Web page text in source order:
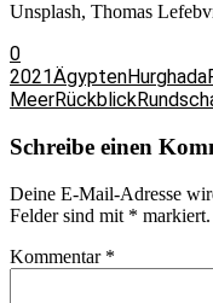
Unsplash, Thomas
0
2021ÄgyptenHurghada
MeerRückblick
Schreibe einen
Deine E-Mail-Adresse
Felder sind mit * markiert.
Kommentar *